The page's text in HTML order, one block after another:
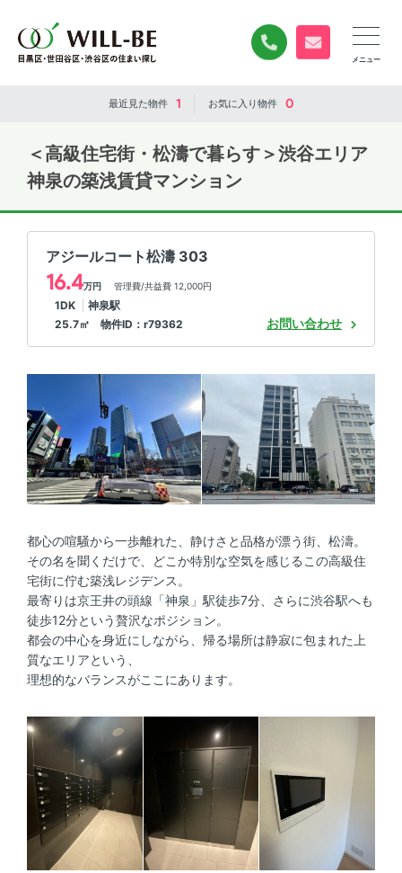
0120-840-834
無料お問い合
最近見た物件 1 お気に入り物件 0
＜高級住宅街・松濤で暮らす＞渋谷エリア
神泉の築浅賃貸マンション
アジールコート松濤 303
16.4万円 管理費/共益費 12,000円
1DK
神泉駅
25.7㎡ 物件ID：r79362
お問い合わせ
都心の喧騒から一歩離れた、静けさと品格が漂う街、松濤。
その名を聞くだけで、どこか特別な空気を感じるこの高級住
宅街に佇む築浅レジデンス。
最寄りは京王井の頭線「神泉」駅徒歩7分、さらに渋谷駅へも
徒歩12分という贅沢なポジション。
都会の中心を身近にしながら、帰る場所は静寂に包まれた上
質なエリアという、
理想的なバランスがここにあります。